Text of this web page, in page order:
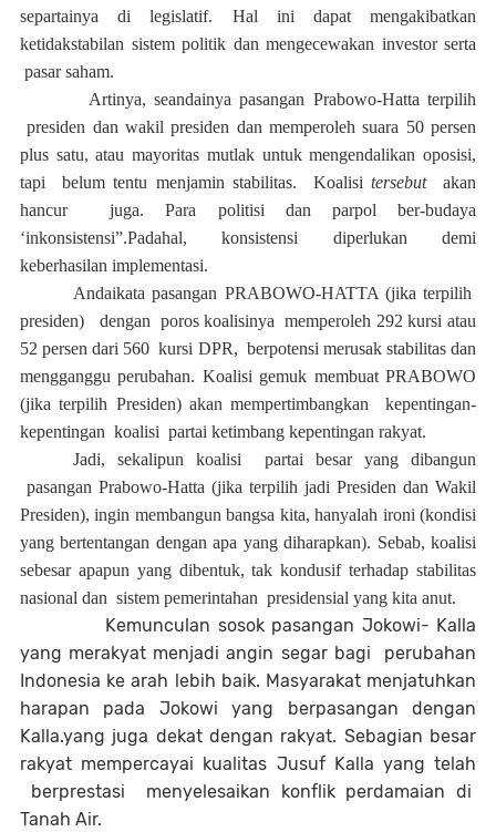
separtainya di legislatif. Hal ini dapat mengakibatkan
ketidakstabilan sistem politik dan mengecewakan investor serta
pasar saham.
Artinya,seandainya pasangan Prabowo-Hatta terpilih
presiden dan wakil presiden danmemperoleh suara 50 persen
plus satu, atau mayoritas mutlak untuk mengendalikan oposisi,
tapi
belum tentu menjamin stabilitas. Koalisitersebut
akan
hancur
juga.Para politisi dan parpol ber-budaya
‘inkonsistensi”.Padahal, konsistensi diperlukan demi
keberhasilan implementasi.
Andaikata pasangan PRABOWO-HATTA (jika terpilih
presiden) dengan poros koalisinya
memperoleh 292 kursi atau
52 persen dari 560 kursi DPR, berpotensi merusak stabilitas dan
mengganggu perubahan. Koalisi gemuk membuat PRABOWO
(jika terpilih Presiden) akan mempertimbangkan
kepentingan-
kepentingan koalisi partai ketimbang kepentingan rakyat.
Jadi, sekalipun koalisi
partai besar yang dibangun
pasangan Prabowo-Hatta (jika terpilih jadi Presiden dan Wakil
Presiden), ingin membangun bangsa kita, hanyalah ironi (kondisi
yang bertentangan dengan apa yang diharapkan). Sebab, koalisi
sebesar apapun yang dibentuk, tak kondusif terhadap stabilitas
nasional dan sistem pemerintahan presidensial yang kita anut.
Kemunculan sosok pasangan Jokowi- Kalla
yang merakyat menjadi angin segar bagi
perubahan
Indonesia ke arah lebih baik. Masyarakat menjatuhkan
harapan pada Jokowi yang berpasangan dengan
Kalla.yang juga dekat dengan rakyat. Sebagian besar
rakyat mempercayai kualitas Jusuf Kalla yang telah
berprestasi
menyelesaikan konflik perdamaian di
Tanah Air.